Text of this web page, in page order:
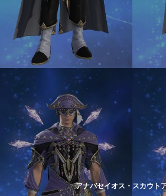
アナバセイオス・スカウト